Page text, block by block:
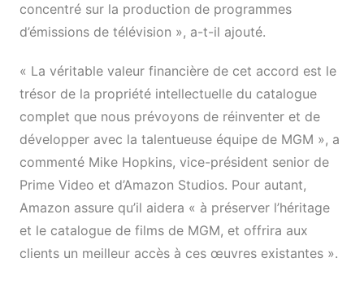
concentré sur la production de programmes
d’émissions de télévision », a-t-il ajouté.
« La véritable valeur financière de cet accord est le
trésor de la propriété intellectuelle du catalogue
complet que nous prévoyons de réinventer et de
développer avec la talentueuse équipe de MGM », a
commenté Mike Hopkins, vice-président senior de
Prime Video et d’Amazon Studios. Pour autant,
Amazon assure qu’il aidera « à préserver l’héritage
et le catalogue de films de MGM, et offrira aux
clients un meilleur accès à ces œuvres existantes ».